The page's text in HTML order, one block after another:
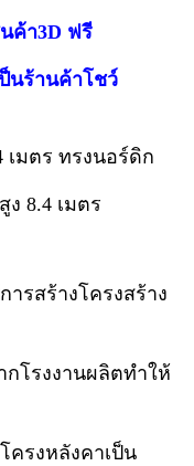
ค้า3D ฟรี
นร้านค้าโชว์
เมตร ทรงนอร์ดิก
ง 8.4 เมตร
ารสร้างโครงสร้าง
โรงงานผลิตทำให้
ครงหลังคาเป็น